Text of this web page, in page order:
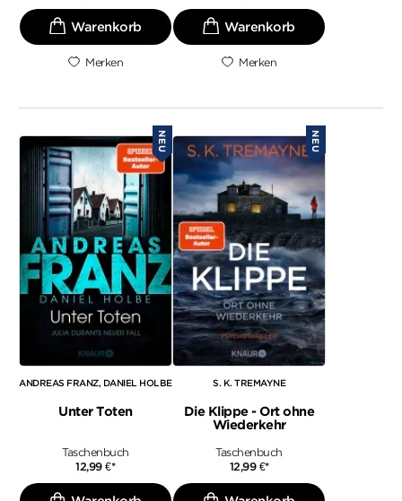
Merken Merken
NEU
ANDREAS FRANZ DANIEL HOLBE
Unter Toten
Taschenbuch
12,99€*
NEU
S. K. TREMAYNE
Die Klippe - Ort ohne
Wiederkehr
Taschenbuch
12,99 €*